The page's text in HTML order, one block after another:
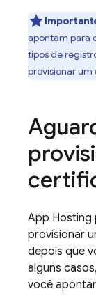
apontam para
tipos de
provisionar um
App Hosting
provisionar
depois que
alguns
você